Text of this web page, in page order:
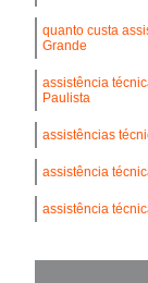
quanto custa
Grande
assistência
Paulista
assistências
assistência
assistência